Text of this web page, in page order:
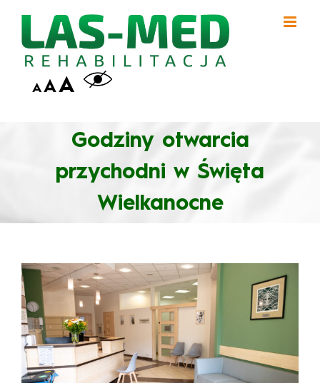
zawartości
AAA
Godziny otwarcia
przychodni w Święta
Wielkanocne
Pokaż
większy
obrazek